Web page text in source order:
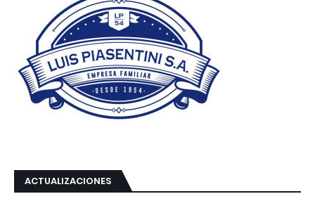
ACTUALIZACIONES